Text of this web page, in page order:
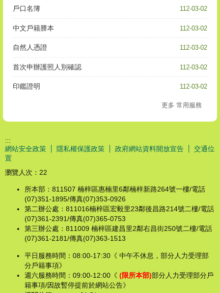
112-03-02
戶口名簿
112-03-02
中文戶籍謄本
112-03-02
自然人憑證
112-03-02
首次申辦護照人別確認
112-03-02
印鑑證明
更多 常用服務
:::
網站安全政策
隱私權保護政策 政府網站資料開放宣告
交通位
置
瀏覽人次： 22
所本部：811507 楠梓區惠楠里6鄰楠梓新路264號一樓/電話
(07)351-1895/傳真(07)353-0926
第二辦公處：811016楠梓區宏毅里23鄰後昌路214號二樓/電話
(07)361-2391/傳真(07)365-0753
第三辦公處：811009 楠梓區建昌里2鄰右昌街250號二樓/電話
(07)361-2181/傳真(07)363-1513
平日服務時間：08:00-17:30《 中午不休息，部分人力受理部
分戶籍事項》
週六服務時間：09:00-12:00《 (限所本部)部分人力受理部分戶
籍事項/因故暫停提前於網站公告》